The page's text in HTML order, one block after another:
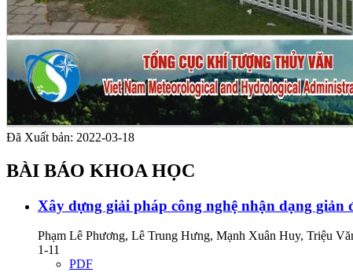
Đã Xuất bản: 2022-03-18
BÀI BÁO KHOA HỌC
Xây dựng giải pháp công nghệ nhận dạng
Phạm Lê Phương, Lê Trung Hưng, Mạnh Xuân Huy, Triệu
1-11
PDF